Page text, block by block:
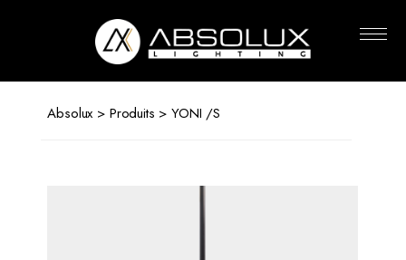
Absolux > Produits > YONI /S